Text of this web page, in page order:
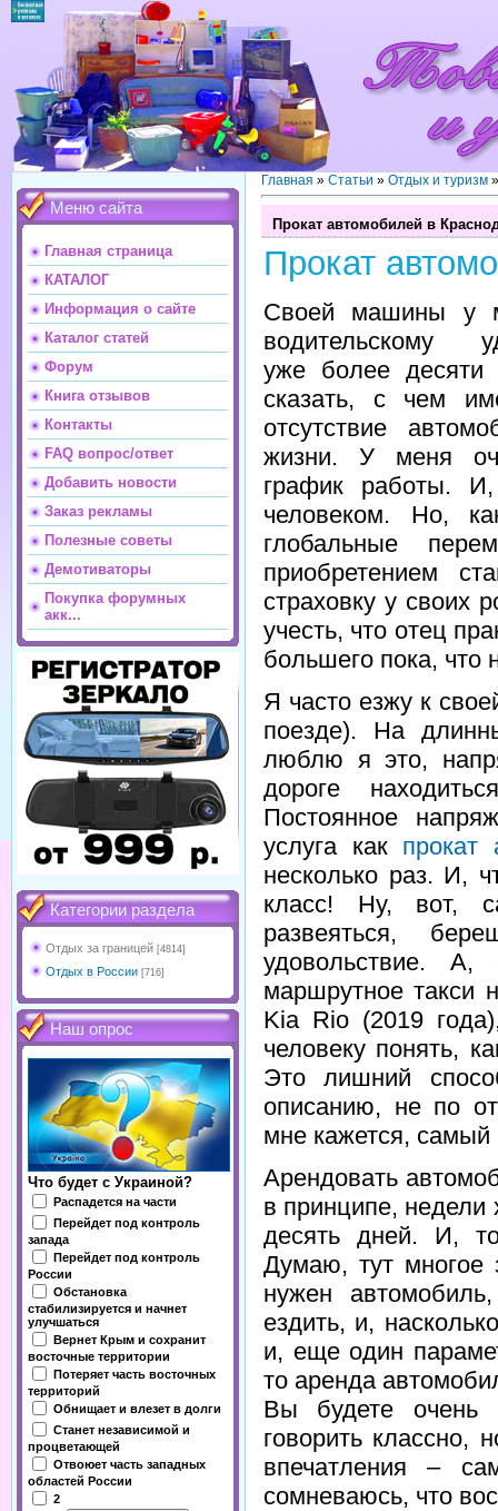
Меню сайта
Главная страница
КАТАЛОГ
Информация о сайте
Каталог статей
Форум
Книга отзывов
Контакты
FAQ вопрос/ответ
Добавить новости
Заказ рекламы
Полезные советы
Демотиваторы
Покупка форумных
акк...
Категории раздела
Отдых за границей [4814]
Отдых в России [716]
Наш опрос
Что будет с Украиной?
Распадется на части
Перейдет под контроль
запада
Перейдет под контроль
России
Обстановка
стабилизируется и начнет
улучшаться
Вернет Крым и сохранит
восточные территории
Потеряет часть восточных
территорий
Обнищает и влезет в долги
Станет независимой и
процветающей
Отвоюет часть западных
областей России
2
Главная » Статьи » Отдых и туризм
Прокат автомобилей в
Прокат
Своей машины у
водительскому
уже более
сказать, с чем
отсутствие
жизни. У меня
график работы.
человеком. Но,
глобальные
приобретением
страховку у своих
учесть, что отец
большего пока, что
Я часто езжу к
поезде). На
люблю я это,
дороге
Постоянное
услуга как прокат
несколько раз. И,
класс! Ну, вот,
развеяться,
удовольствие. А,
маршрутное такси
Kia Rio (2019
человеку понять,
Это лишний
описанию, не по
мне кажется,
Арендовать
в принципе, недели
десять дней. И,
Думаю, тут многое
нужен
ездить, и,
и, еще один
то аренда
Вы будете очень
говорить классно,
впечатления –
сомневаюсь, что